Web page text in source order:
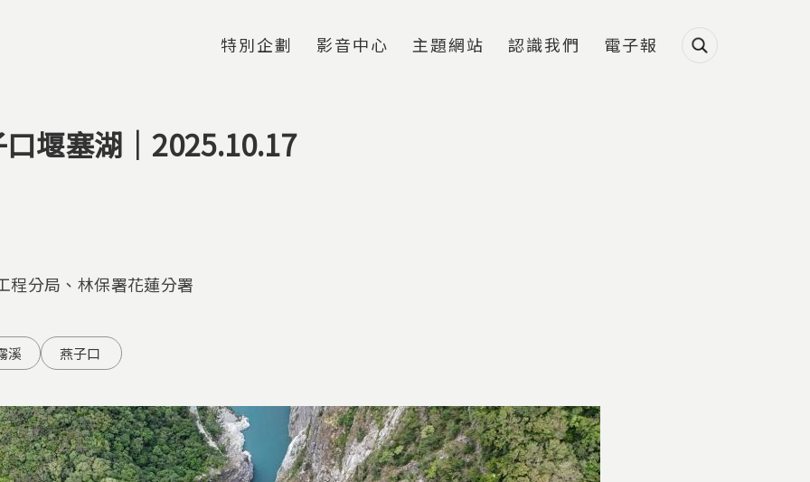
特別企劃 影音中心 主題網站 認識我們 電子報
堰塞湖｜2025.10.17
程分局、林保署花蓮分署
溪 燕子口